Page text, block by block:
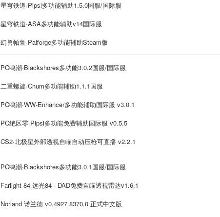
星穹铁道·Pipsi多功能辅助1.5.0国服/国际服
星穹铁道·ASA多功能辅助v14国际服
幻兽帕鲁·Palforge多功能辅助Steam版
PC鸣潮·Blackshores多功能3.0.2国服/国际服
二重螺旋·Chum多功能辅助1.1.1国服
PC鸣潮·WW-Enhancer多功能辅助国际服 v3.0.1
PC绝区零·Pipsi多功能免费辅助国际服 v0.5.5
CS2·北极星外部透视自瞄自动压枪可直播 v2.2.1
PC鸣潮·Blackshores多功能3.0.1国服/国际服
Farlight 84 远光84 - DAD免费自瞄透视雷达v1.6.1
Norland 诺兰德 v0.4927.8370.0 正式中文版